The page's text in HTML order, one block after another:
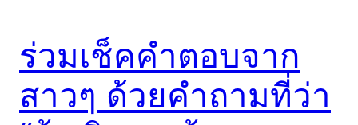
ร่วมเช็คคำตอบจาก
สาวๆ ด้วยคำถามที่ว่า